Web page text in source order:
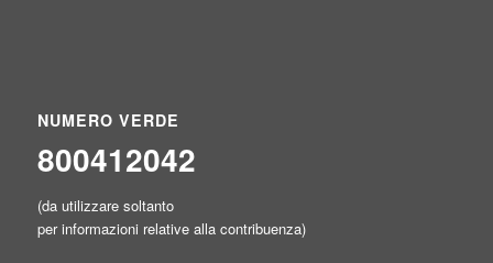
NUMERO VERDE
800412042
(da utilizzare soltanto
per informazioni relative alla contribuenza)